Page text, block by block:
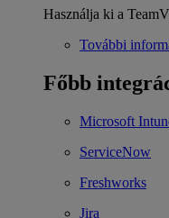
Használja ki a
További
Főbb
Microsoft
ServiceNow
Freshworks
Jira